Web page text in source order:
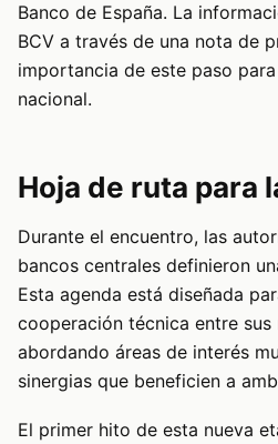
Banco de España. La
BCV a través de una nota de
importancia de este paso
nacional.
Hoja de ruta para
Durante el encuentro, las
bancos centrales definieron
Esta agenda está diseñada
cooperación técnica entre
abordando áreas de interés
sinergias que beneficien a
El primer hito de esta nueva